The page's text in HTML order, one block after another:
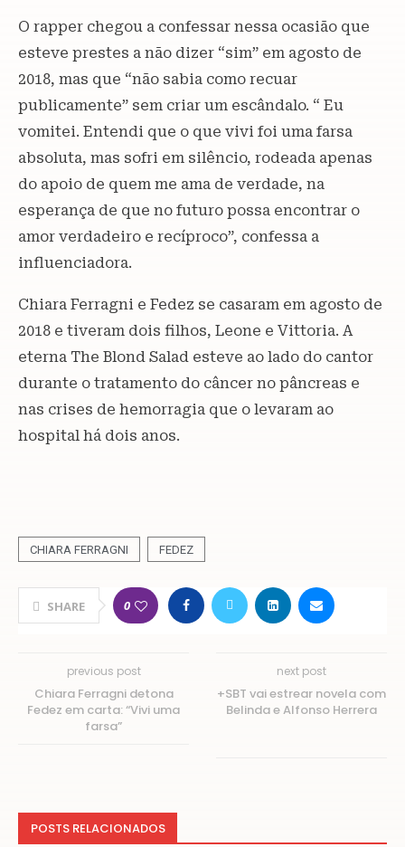
O rapper chegou a confessar nessa ocasião que
esteve prestes a não dizer “sim” em agosto de
2018, mas que “não sabia como recuar
publicamente” sem criar um escândalo. “ Eu
vomitei. Entendi que o que vivi foi uma farsa
absoluta, mas sofri em silêncio, rodeada apenas
do apoio de quem me ama de verdade, na
esperança de que no futuro possa encontrar o
amor verdadeiro e recíproco”, confessa a
influenciadora.
Chiara Ferragni e Fedez se casaram em agosto de
2018 e tiveram dois filhos, Leone e Vittoria. A
eterna The Blond Salad esteve ao lado do cantor
durante o tratamento do câncer no pâncreas e
nas crises de hemorragia que o levaram ao
hospital há dois anos.
CHIARA FERRAGNI FEDEZ
SHARE 0
previous post
Chiara Ferragni detona
Fedez em carta: “Vivi uma
farsa”
next post
+SBT vai estrear novela com
Belinda e Alfonso Herrera
POSTS RELACIONADOS